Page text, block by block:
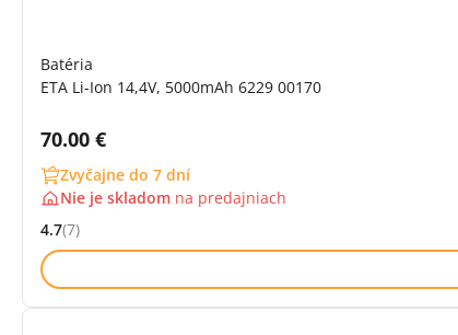
Batéria
ETA Li-Ion 14,4V, 5000mAh 6229 00170
Cena s DPH:
70.00 €
Zvyčajne do 7 dní
Nie je skladom na predajniach
Hodnocení: 4.7 z 5 (7 recenzí)
4.7(7)